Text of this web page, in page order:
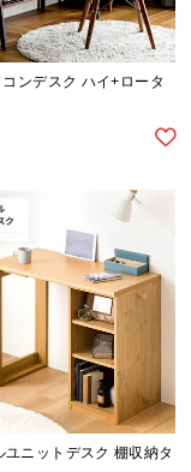
ンデスク ハイ+ロータ
ユニットデスク 棚収納タ